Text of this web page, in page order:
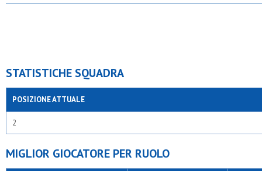
STATISTICHE SQUADRA
POSIZIONE ATTUALE
2
MIGLIOR GIOCATORE PER RUOLO